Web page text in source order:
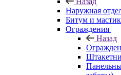
Наружная
Битум и
Ограждения
Назад